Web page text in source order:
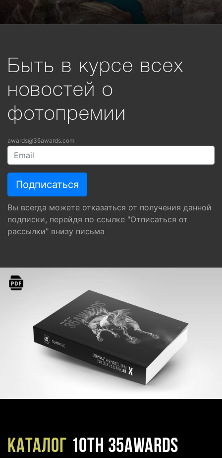
Быть в курсе всех
новостей о
фотопремии
awards@35awards.com
Вы всегда можете отказаться от получения данной
подписки, перейдя по ссылке "Отписаться от
рассылки" внизу письма
Каталог 10TH 35AWARDS